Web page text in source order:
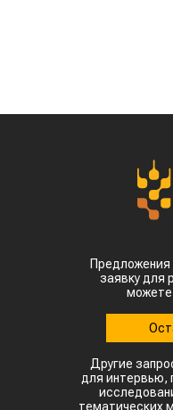
Предложения
заявку для
можете
Другие
для интервью,
тематических